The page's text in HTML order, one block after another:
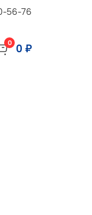
56-76
0 0 ₽